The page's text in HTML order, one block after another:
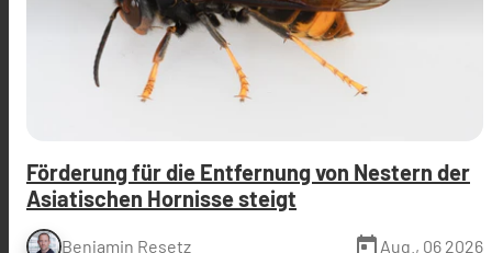
Förderung für die Entfernung von Nestern der
Asiatischen Hornisse steigt
Benjamin Resetz today Aug., 06 2026